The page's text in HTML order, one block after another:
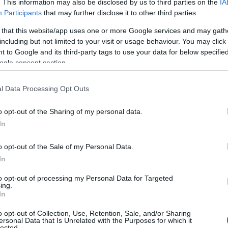
This information may also be disclosed by us to third parties on the
Participants that may further disclose it to other third parties.
that this website/app uses one or more Google services and may
but not limited to your visit or usage behaviour. You may
to Google and its third-party tags to use your data for below
consent section.
Data Processing Opt Outs
opt-out of the Sharing of my personal data.
opt-out of the Sale of my Personal Data.
opt-out of processing my Personal Data for Targeted
opt-out of Collection, Use, Retention, Sale, and/or Sharing
Data that Is Unrelated with the Purposes for which it
il 90%, altrimenti non potremo
di persone non si sono vaccinate. La
iscriversi nel sito delle poste, si va lì con il
arrivi a Olbia. “Almeno 30mila turisti
end – prosegue -. Oltre al problema della
che ci battiamo per avere medici e
e 9 medici che devono anche coprire
anestesisti
l’arrivo dei colleghi in città e chiedo
Temussi, all’assessore Mario Nieddu e
le nostre domande abbiamo le risposte”.
contagi.A Olbia sono stati segnalati